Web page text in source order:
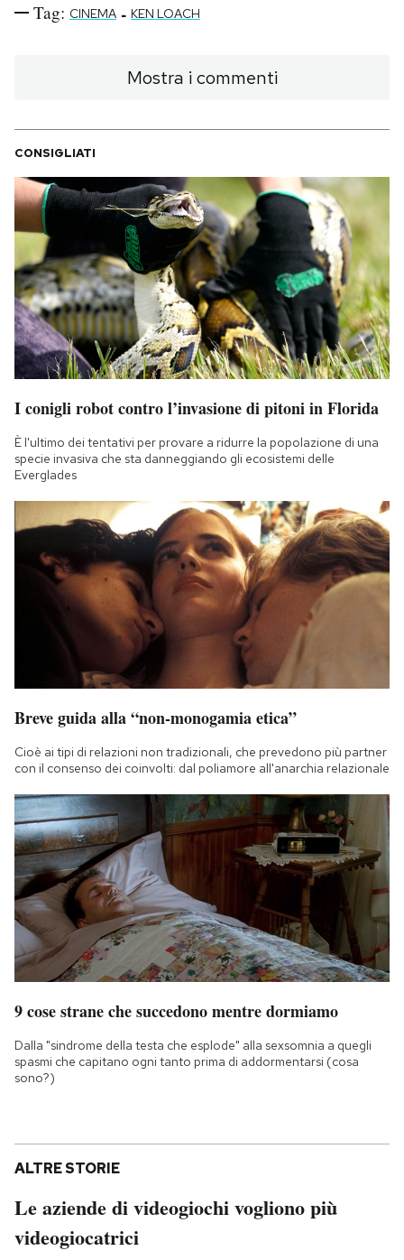
Tag: CINEMA - KEN LOACH
Mostra i commenti
CONSIGLIATI
I conigli robot contro l’invasione di pitoni in Florida
È l'ultimo dei tentativi per provare a ridurre la popolazione di una
specie invasiva che sta danneggiando gli ecosistemi delle
Everglades
Breve guida alla “non-monogamia etica”
Cioè ai tipi di relazioni non tradizionali, che prevedono più partner
con il consenso dei coinvolti: dal poliamore all'anarchia relazionale
9 cose strane che succedono mentre dormiamo
Dalla "sindrome della testa che esplode" alla sexsomnia a quegli
spasmi che capitano ogni tanto prima di addormentarsi (cosa
sono?)
ALTRE STORIE
Le aziende di videogiochi vogliono più
videogiocatrici